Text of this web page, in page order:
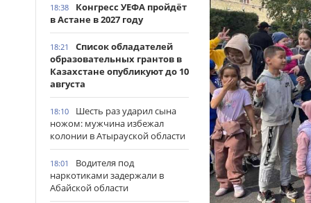
18:38
Конгресс УЕФА пройдёт
в Астане в 2027 году
18:21
Список обладателей
образовательных грантов в
Казахстане опубликуют до 10
августа
18:10
Шесть раз ударил сына
ножом: мужчина избежал
колонии в Атырауской области
18:01
Водителя под
наркотиками задержали в
Абайской области